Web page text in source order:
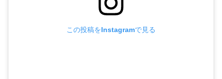
この投稿をInstagramで見る